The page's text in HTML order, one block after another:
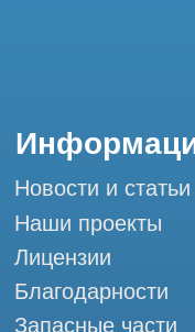
Профессиональный
© Tomograph.pro
Разработка сайта